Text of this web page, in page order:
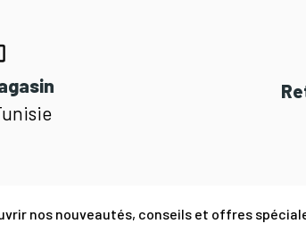
nos nouveautés, conseils et offres